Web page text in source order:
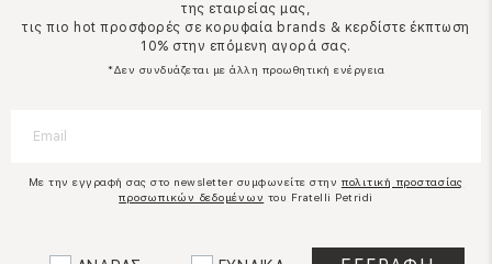
της εταιρείας μας,
τις πιο hot προσφορές σε κορυφαία brands & κερδίστε έκπτωση
10% στην επόμενη αγορά σας.
*Δεν συνδυάζεται με άλλη προωθητική ενέργεια
Με την εγγραφή σας στο newsletter συμφωνείτε στην πολιτική προστασίας
προσωπικών δεδομένων του Fratelli Petridi